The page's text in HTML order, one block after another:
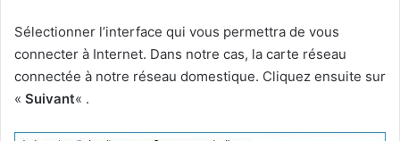
Sélectionner l’interface qui vous permettra de vous
connecter à Internet. Dans notre cas, la carte réseau
connectée à notre réseau domestique. Cliquez ensuite sur
« Suivant« .